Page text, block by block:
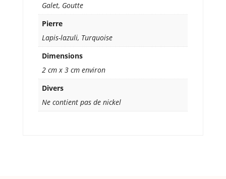
Galet, Goutte
Pierre
Lapis-lazuli, Turquoise
Dimensions
2 cm x 3 cm environ
Divers
Ne contient pas de nickel